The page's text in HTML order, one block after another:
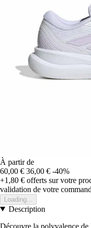
À partir de
60,00 € 36,00 € -40%
+1,80 € offerts sur votre
validation de votre
Loading...
Description
Découvre la polyvalence de